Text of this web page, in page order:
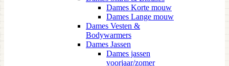
Dames Korte mouw
Dames Lange mouw
Dames Vesten &
Bodywarmers
Dames Jassen
Dames jassen
voorjaar/zomer